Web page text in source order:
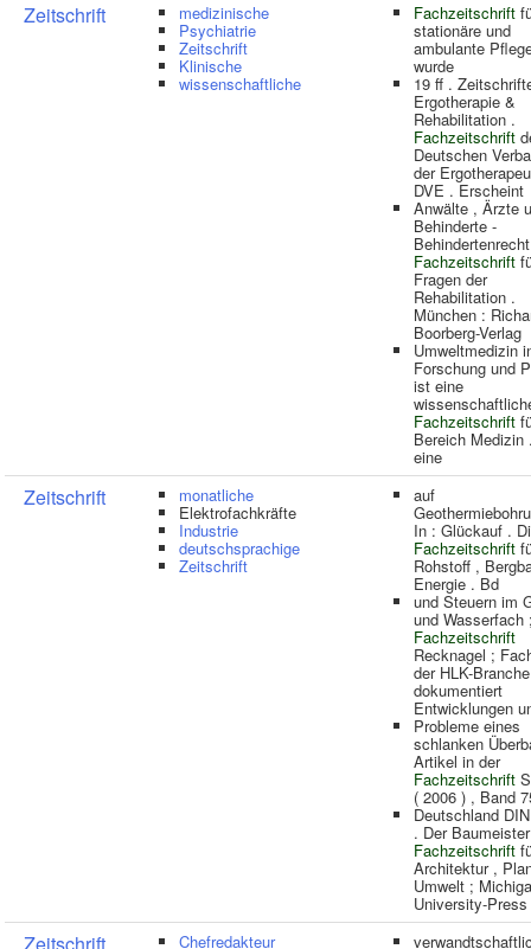
Zeitschrift medizinische
Psychiatrie
Zeitschrift
Klinische
wissenschaftliche
Fachzeitschrift
stationäre und
ambulante
wurde
19 ff .
Ergotherapie &
Rehabilitation .
Fachzeitschrift
Deutschen
der
DVE . Erscheint
Anwälte , Ärzte
Behinderte -
Fachzeitschrift
Fragen der
Rehabilitation .
München :
Boorberg-Verlag
Umweltmedizin
Forschung und
ist eine
Fachzeitschrift
Bereich Medizin
eine
Zeitschrift monatliche
Elektrofachkräfte
Industrie
deutschsprachige
Zeitschrift
auf
In : Glückauf .
Fachzeitschrift
Rohstoff ,
Energie . Bd
und Steuern im
und Wasserfach
Fachzeitschrift
Recknagel ;
der HLK-Branche
dokumentiert
Entwicklungen
Probleme eines
schlanken
Artikel in der
Fachzeitschrift
( 2006 ) , Band
Deutschland
. Der
Fachzeitschrift
Architektur ,
Umwelt ;
University-Press
Chefredakteur